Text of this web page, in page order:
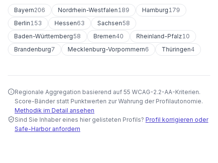
Bayern206 Nordrhein-Westfalen189 Hamburg179
Berlin153 Hessen63 Sachsen58
Baden-Württemberg58 Bremen40 Rheinland-Pfalz10
Brandenburg7 Mecklenburg-Vorpommern6 Thüringen4
Regionale Aggregation basierend auf 55 WCAG-2.2-AA-Kriterien.
Score-Bänder statt Punktwerten zur Wahrung der Profilautonomie.
Methodik im Detail ansehen
Sind Sie Inhaber eines hier gelisteten Profils? Profil korrigieren oder
Safe-Harbor anfordern